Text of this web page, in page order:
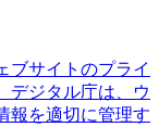
ブサイトのプライ
デジタル庁は、ウ
報を適切に管理す